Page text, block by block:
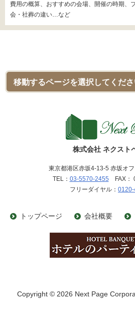
費用の概算、おすすめの会場、開催の時期、
会・社葬の違い…など
株式会社 ネクスト
東京都港区赤坂4-13-5 赤坂オ
TEL： 03-5570-2455 FAX：
フリーダイヤル：
トップページ 会社概要
Copyright © 2026 Next Page